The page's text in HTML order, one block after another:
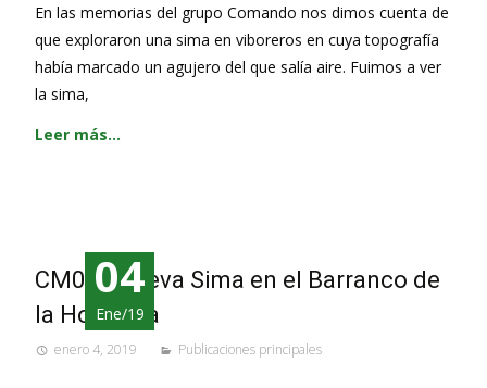
En las memorias del grupo Comando nos dimos cuenta de
que exploraron una sima en viboreros en cuya topografía
había marcado un agujero del que salía aire. Fuimos a ver
la sima,
Leer más…
04
Ene/19
CM074 Nueva Sima en el Barranco de
la Horquilla
enero 4, 2019 Publicaciones principales